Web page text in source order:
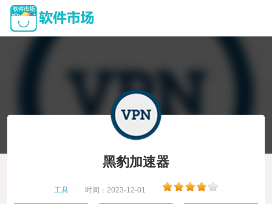
黑豹加速器
工具 时间：2023-12-01